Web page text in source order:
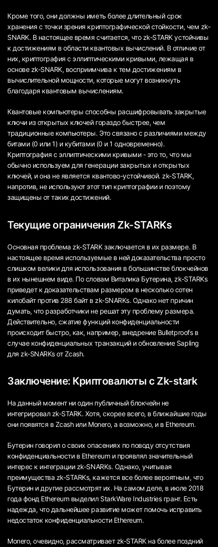
Кроме того, они должны иметь более длительный срок
хранения с точки зрения криптографической стойкости, чем zk-
SNARK. В настоящее время считается, что zk-STARK устойчивы
к достижениям в области квантовых вычислений. В отличие от
них, криптография с эллиптическими кривыми, лежащая в
основе zk-SNARK, восприимчива к тем достижениям в
вычислительной мощности, которые могут возникнуть
благодаря квантовым вычислениям.
Квантовые компьютеры способны расшифровывать закрытые
ключи из открытых ключей гораздо быстрее, чем
традиционные компьютеры. Это связано с различиями между
битами (0 или 1) и кубитами (0 и 1 одновременно).
Криптография с эллиптическими кривыми - это то, что мы
обычно используем для генерации закрытых и открытых
ключей, и она не является квантово-устойчивой. zk-STARK,
напротив, не используют этот тип криптографии и поэтому
защищены от таких достижений.
Текущие ограничения Zk-STARKs
Основная проблема zk-STARK заключается в их размере. В
настоящее время используемые в ней доказательства просто
слишком велики для использования в большинстве блокчейнов
в их нынешнем виде. По словам Виталика Бутерина, zk-STARKs
приведет к доказательствам размером в несколько сотен
килобайт против 288 байт в zk-SNARKs. Однако нет причин
думать, что разработчики не решат эту проблему размера.
Действительно, сжатие функций конфиденциальности
происходит быстро, как, например, внедрение Bulletproofs в
случае конфиденциальных транзакций и обновление Sapling
для zk-SNARKs от Zcash.
Заключение: Криптовалюты с Zk-stark
На данный момент ни один публичный блокчейн не
интегрировал zk-STARK. Хотя, скорее всего, в ближайшие годы
они появятся в Zcash или Monero, а возможно, и в Ethereum.
Бутерин говорил о своих опасениях по поводу отсутствия
конфиденциальности в Ethereum и проявлял значительный
интерес к интеграции zk-SNARKs. Однако, учитывая
преимущества zk-STARKs, кажется все более вероятным, что
Бутерин и другие рассмотрят их. На самом деле, в июле 2018
года фонд Ethereum выделил StarkWare Industries грант. Есть
надежда, что дальнейшее развитие может помочь исправить
недостаток конфиденциальности Ethereum.
Monero, очевидно, рассматривает zk-STARK на более поздний